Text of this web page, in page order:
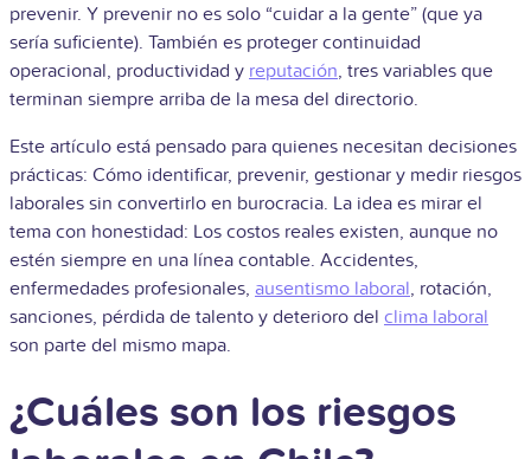
prevenir. Y prevenir no es solo “cuidar a la gente” (que ya
sería suficiente). También es proteger continuidad
operacional, productividad y reputación, tres variables que
terminan siempre arriba de la mesa del directorio.
Este artículo está pensado para quienes necesitan decisiones
prácticas: Cómo identificar, prevenir, gestionar y medir riesgos
laborales sin convertirlo en burocracia. La idea es mirar el
tema con honestidad: Los costos reales existen, aunque no
estén siempre en una línea contable. Accidentes,
enfermedades profesionales, ausentismo laboral, rotación,
sanciones, pérdida de talento y deterioro del clima laboral
son parte del mismo mapa.
¿Cuáles son los riesgos